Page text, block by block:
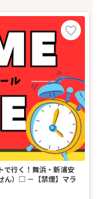
行く！舞浜・新浦安
ん）□ －【禁煙】マラ